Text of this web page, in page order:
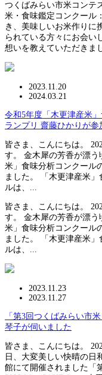
つくばみらい市米コンテ
米・食味鑑定コンクール
き、美味しいお米作りに
られている方々にお会い
想いを教えていただきま
2023.11.20
2024.03.21
令和5年度「木更津産米
ランプリ 齋藤ひかりが参
皆さま、こんにちは。
す。 金木犀の芳香が漂う
米」食味分析コンクール
ました。 「木更津産米
ルは、...
皆さま、こんにちは。
す。 金木犀の芳香が漂う
米」食味分析コンクール
ました。 「木更津産米
ルは、...
2023.11.23
2023.11.27
「第3回つくばみらい市
琴子が伺いました
皆さま、こんにちは。
日、大変美しい快晴の日
館にて開催されました「